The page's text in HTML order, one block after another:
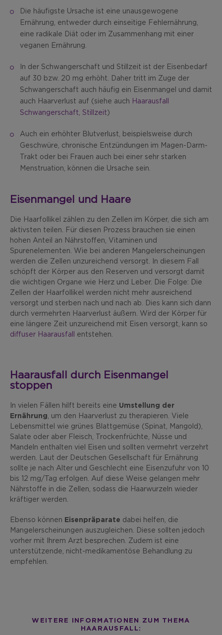
Die häufigste Ursache ist eine unausgewogene
Ernährung, entweder durch einseitige Fehlernährung,
eine radikale Diät oder im Zusammenhang mit einer
veganen Ernährung.
In der Schwangerschaft und Stillzeit ist der Eisenbedarf
auf 30 bzw. 20 mg erhöht. Daher tritt im Zuge der
Schwangerschaft auch häufig ein Eisenmangel und damit
auch Haarverlust auf (siehe auch Haarausfall
Schwangerschaft, Stillzeit)
Auch ein erhöhter Blutverlust, beispielsweise durch
Geschwüre, chronische Entzündungen im Magen-Darm-
Trakt oder bei Frauen auch bei einer sehr starken
Menstruation, können die Ursache sein.
Eisenmangel und Haare
Die Haarfollikel zählen zu den Zellen im Körper, die sich am
aktivsten teilen. Für diesen Prozess brauchen sie einen
hohen Anteil an Nährstoffen, Vitaminen und
Spurenelementen. Wie bei anderen Mangelerscheinungen
werden die Zellen unzureichend versorgt. In diesem Fall
schöpft der Körper aus den Reserven und versorgt damit
die wichtigen Organe wie Herz und Leber. Die Folge: Die
Zellen der Haarfollikel werden nicht mehr ausreichend
versorgt und sterben nach und nach ab. Dies kann sich dann
durch vermehrten Haarverlust äußern. Wird der Körper für
eine längere Zeit unzureichend mit Eisen versorgt, kann so
diffuser Haarausfall
entstehen.
Haarausfall durch Eisenmangel
stoppen
In vielen Fällen hilft bereits eine Umstellung der
Ernährung, um den Haarverlust zu therapieren. Viele
Lebensmittel wie grünes Blattgemüse (Spinat, Mangold),
Salate oder aber Fleisch, Trockenfrüchte, Nüsse und
Mandeln enthalten viel Eisen und sollten vermehrt verzehrt
werden. Laut der Deutschen Gesellschaft für Ernährung
sollte je nach Alter und Geschlecht eine Eisenzufuhr von 10
bis 12 mg/Tag erfolgen. Auf diese Weise gelangen mehr
Nährstoffe in die Zellen, sodass die Haarwurzeln wieder
kräftiger werden.
Ebenso können Eisenpräparate dabei helfen, die
Mangelerscheinungen auszugleichen. Diese sollten jedoch
vorher mit Ihrem Arzt besprechen. Zudem ist eine
unterstützende, nicht-medikamentöse Behandlung zu
empfehlen.
WEITERE INFORMATIONEN ZUM THEMA
HAARAUSFALL: